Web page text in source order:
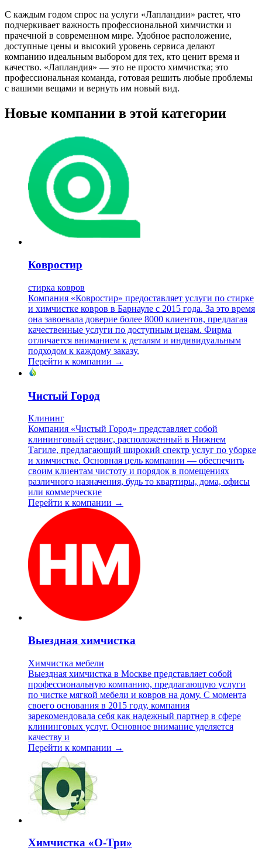
С каждым годом спрос на услуги «Лапландии» растет, что
подчеркивает важность профессиональной химчистки и
прачечной в современном мире. Удобное расположение,
доступные цены и высокий уровень сервиса делают
компанию идеальным выбором для тех, кто ценит время и
качество. «Лапландия» — это не просто химчистка; это
профессиональная команда, готовая решить любые проблемы
с вашими вещами и вернуть им новый вид.
Новые компании в этой категории
Ковростир
стирка ковров
Компания «Ковростир» предоставляет услуги по стирке
и химчистке ковров в Барнауле с 2015 года. За это время
она завоевала доверие более 8000 клиентов, предлагая
качественные услуги по доступным ценам. Фирма
отличается вниманием к деталям и индивидуальным
подходом к каждому заказу,
Перейти к компании →
Чистый Город
Клининг
Компания «Чистый Город» представляет собой
клининговый сервис, расположенный в Нижнем
Тагиле, предлагающий широкий спектр услуг по уборке
и химчистке. Основная цель компании — обеспечить
своим клиентам чистоту и порядок в помещениях
различного назначения, будь то квартиры, дома, офисы
или коммерческие
Перейти к компании →
Выездная химчистка
Химчистка мебели
Выездная химчистка в Москве представляет собой
профессиональную компанию, предлагающую услуги
по чистке мягкой мебели и ковров на дому. С момента
своего основания в 2015 году, компания
зарекомендовала себя как надежный партнер в сфере
клининговых услуг. Основное внимание уделяется
качеству и
Перейти к компании →
Химчистка «О-Три»